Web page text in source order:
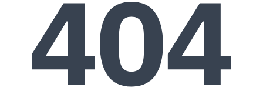
بحث AI